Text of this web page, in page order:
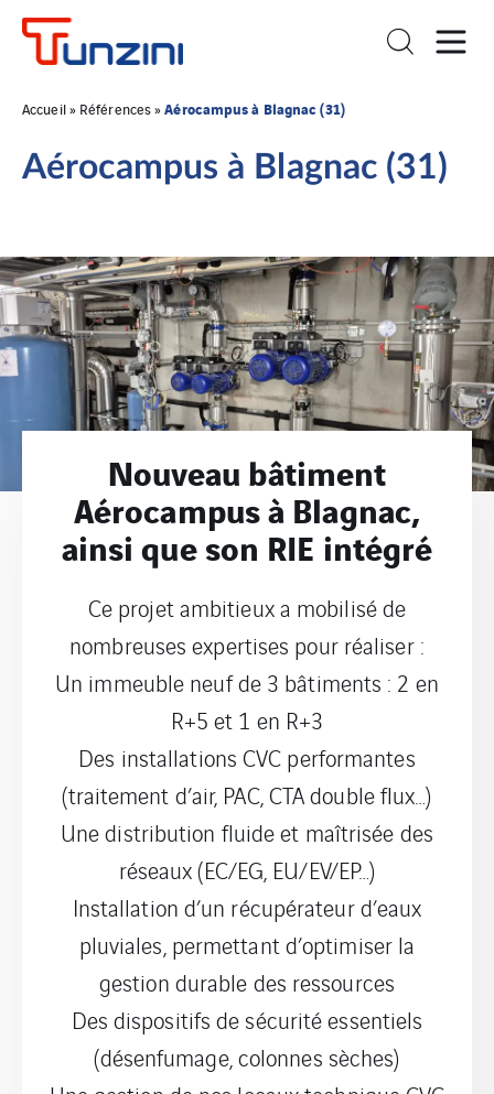
Accueil» Références»Aérocampus à Blagnac (31)
Aérocampus à Blagnac (31)
Nouveau bâtiment
Aérocampus à Blagnac,
ainsi que son RIE intégré
Ce projet ambitieux a mobilisé de
nombreuses expertises pour réaliser :
Un immeuble neuf de 3 bâtiments : 2 en
R+5 et 1 en R+3
Des installations CVC performantes
(traitement d’air, PAC, CTA double flux…)
Une distribution fluide et maîtrisée des
réseaux (EC/EG, EU/EV/EP…)
Installation d’un récupérateur d’eaux
pluviales, permettant d’optimiser la
gestion durable des ressources
Des dispositifs de sécurité essentiels
(désenfumage, colonnes sèches)